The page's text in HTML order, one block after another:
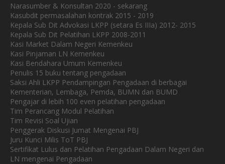
Narasumber & Konsultan 2020 - sekarang
Kasubdit permasalahan kontrak 2015 - 2019
Kepala Sub Dit Advokasi LKPP (setara Es IIIa) 2012- 2015
Kepala Sub Dit Pelatihan LKPP 2008-2011
Kasi Market Dalam Negeri Kemenkeu
Kasi Pinjaman LN Kemenkeu
Kasi Bendahara Umum Kemenkeu
Penulis 15 buku tentang pengadaan
Saksi Ahli LKPP Pendampingan Pengadaan di berbagai
Kementerian, Lembaga, Pemda, BUMN dan BUMD
Pengajar di lebih 100 even pelatihan pengadaan
Tim Perancang Modul Pelatihan
Tim Revisi Soal Ujian
Penggerak Diskusi Jumat Mengenai PBJ
Juru Kunci Milis ToT PBJ
Sertifikat Lulus dan Pelatihan Pengadaan Dalam Negeri dan
LN mengenai Pengadaan